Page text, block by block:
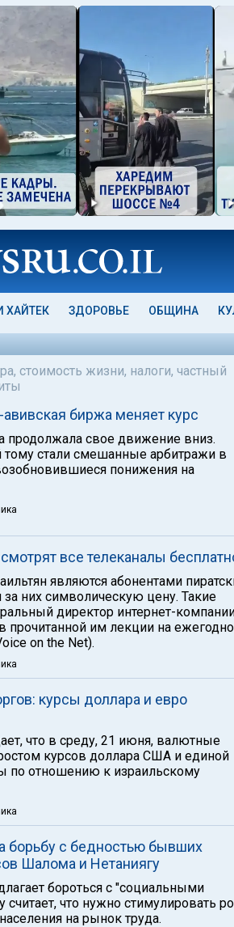
ХАЙТЕК ЗДОРОВЬЕ ОБЩИНА
стоимость жизни, налоги, частный
авивская биржа меняет курс
продолжала свое движение вниз.
стали смешанные арбитражи в
понижения на
все телеканалы
являются абонентами
за них символическую цену. Такие
директор интернет-
прочитанной им лекции на
on the Net).
курсы доллара и евро
что в среду, 21 июня, валютные
курсов доллара США и единой
по отношению к израильскому
борьбу с бедностью бывших
Шалома и Нетаниягу
бороться с "социальными
считает, что нужно стимулировать
на рынок труда.